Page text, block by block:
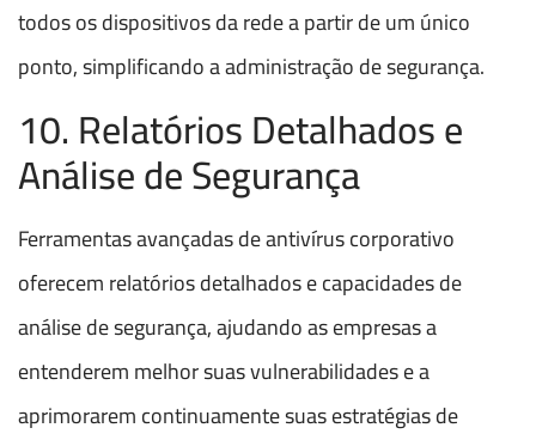
todos os dispositivos da rede a partir de um único
ponto, simplificando a administração de segurança.
10. Relatórios Detalhados e
Análise de Segurança
Ferramentas avançadas de antivírus corporativo
oferecem relatórios detalhados e capacidades de
análise de segurança, ajudando as empresas a
entenderem melhor suas vulnerabilidades e a
aprimorarem continuamente suas estratégias de